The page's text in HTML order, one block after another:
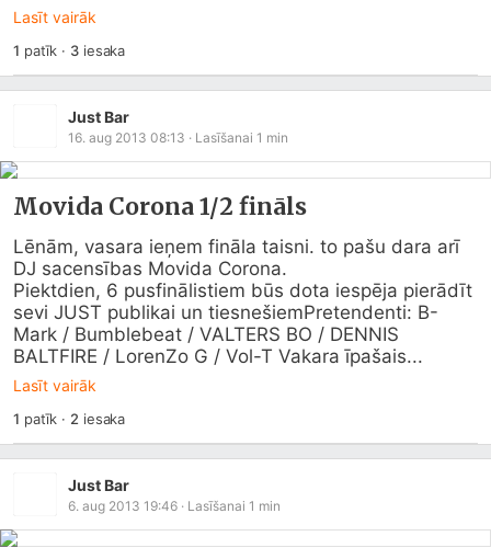
Lasīt vairāk
1 patīk · 3iesaka
Just Bar
16. aug 2013 08:13 · Lasīšanai 1 min
Movida Corona 1/2 fināls
Lēnām, vasara ieņem fināla taisni. to pašu dara arī
DJ sacensības Movida Corona.
Piektdien, 6 pusfinālistiem būs dota iespēja pierādīt
sevi JUST publikai un tiesnešiemPretendenti: B-
Mark / Bumblebeat / VALTERS BO / DENNIS
BALTFIRE / LorenZo G / Vol-T Vakara īpašais...
Lasīt vairāk
1 patīk · 2 iesaka
Just Bar
6. aug 2013 19:46 · Lasīšanai 1 min